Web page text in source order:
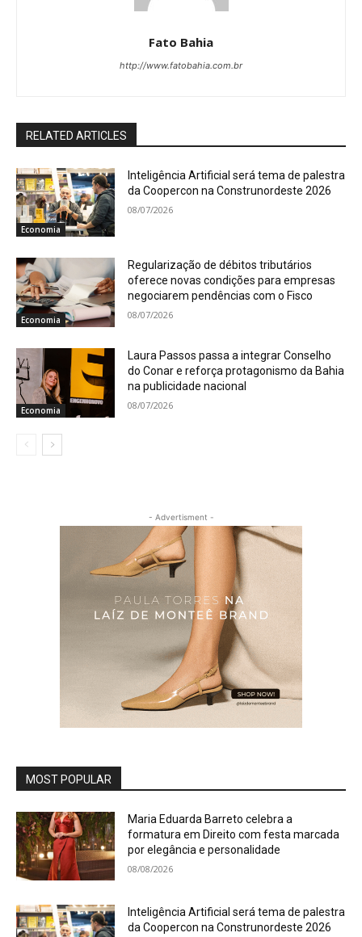
Fato Bahia
http://www.fatobahia.com.br
RELATED ARTICLES
Economia
Inteligência Artificial será tema de palestra
da Coopercon na Construnordeste 2026
08/07/2026
Economia
Regularização de débitos tributários
oferece novas condições para empresas
negociarem pendências com o Fisco
08/07/2026
Economia
Laura Passos passa a integrar Conselho
do Conar e reforça protagonismo da Bahia
na publicidade nacional
08/07/2026
- Advertisment -
MOST POPULAR
Maria Eduarda Barreto celebra a
formatura em Direito com festa marcada
por elegância e personalidade
08/08/2026
Inteligência Artificial será tema de palestra
da Coopercon na Construnordeste 2026